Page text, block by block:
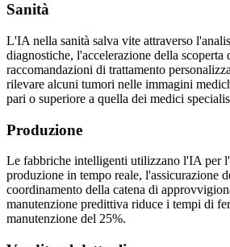
Sanità
L'IA nella sanità salva vite attraverso
diagnostiche, l'accelerazione della scoperta
raccomandazioni di trattamento
rilevare alcuni tumori nelle immagini
pari o superiore a quella dei medici
Produzione
Le fabbriche intelligenti utilizzano l'IA per
produzione in tempo reale, l'assicurazione
coordinamento della catena di
manutenzione predittiva riduce i tempi di
manutenzione del 25%.